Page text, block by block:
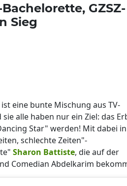
GZSZ-
Sieg
eine bunte Mischung aus TV-
alle haben nur ein Ziel: das
Star" werden! Mit dabei in
schlechte Zeiten"-
Sharon Battiste, die auf der
Comedian Abdelkarim